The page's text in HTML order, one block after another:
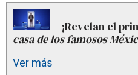
¡Revelan el
casa de los famosos
Ver más